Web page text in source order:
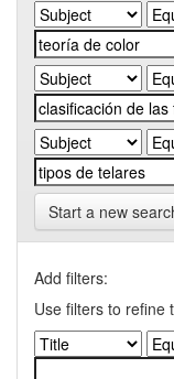
Start a new
Add filters:
Use filters to refine